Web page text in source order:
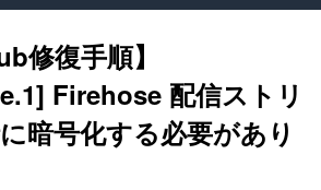
修復手順】
Firehose 配信ストリ
暗号化する必要があり